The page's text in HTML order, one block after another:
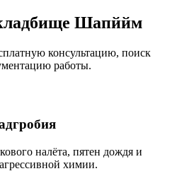
Шапййм
консультацию, поиск
работы.
налёта, пятен дождя и
химии.